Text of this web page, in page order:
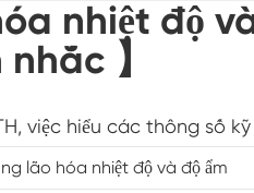
Buồng
nhiệt độ
】
việc hiểu các thông số
lão hóa nhiệt độ và độ ẩm